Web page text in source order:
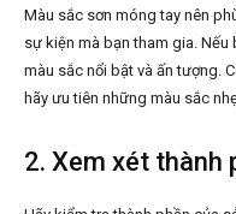
Màu sắc sơn móng tay nên
sự kiện mà bạn tham gia.
màu sắc nổi bật và ấn tượng.
hãy ưu tiên những màu sắc
2. Xem xét thành